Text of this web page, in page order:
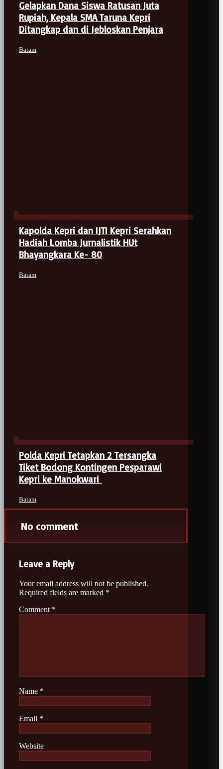
Gelapkan Dana Siswa Ratusan Juta
Rupiah, Kepala SMA Taruna Kepri
Ditangkap dan di Jebloskan Penjara
Batam
Kapolda Kepri dan IJTI Kepri Serahkan
Hadiah Lomba Jurnalistik HUt
Bhayangkara Ke- 80
Batam
Polda Kepri Tetapkan 2 Tersangka
Tiket Bodong Kontingen Pesparawi
Kepri ke Manokwari
Batam
No comment
Leave a Reply
Your email address will not be published.
Required fields are marked *
Comment *
Name *
Email *
Website